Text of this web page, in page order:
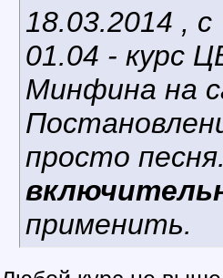
18.03.2014 , с
01.04 - курс
Минфина на
просто
применить.